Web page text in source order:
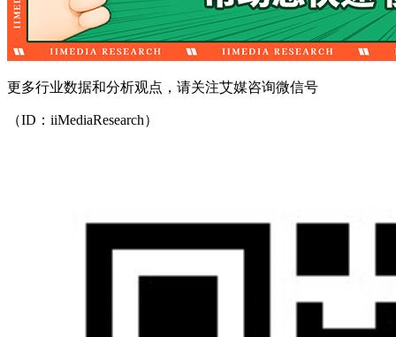
更多行业数据和分析观点，请关注艾媒咨询微信号
（ID：iiMediaResearch）